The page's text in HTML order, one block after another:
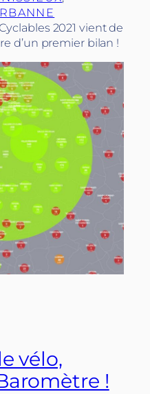
2021 vient de
d’un premier bilan !
vélo,
!